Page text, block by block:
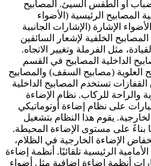
أو الطقس السيئ. المصابيح
المصابيح الرئيسية (الأضواء
الإشارة (الإشارات الجانبية
الخلفية لإشعار السائقين
مثل الفرملة وتغيير الاتجاه.
الداخلية المصابيح في القسم
العلوية (مصابيح السقف) والمصابيح
تستخدم المصابيح الداخلية
والراحة للركاب. نظام الإضاءة
على نظام إضاءة أوتوماتيكي
يقوم هذا النظام بتشغيل
بناءً على مستوى الإضاءة المحيطة.
الإضاءة الخارجية في الظلام،
الرئيسية تلقائيًا. أنظمة إضاءة
أنظمة إضاءة إضافية مثل أضواء